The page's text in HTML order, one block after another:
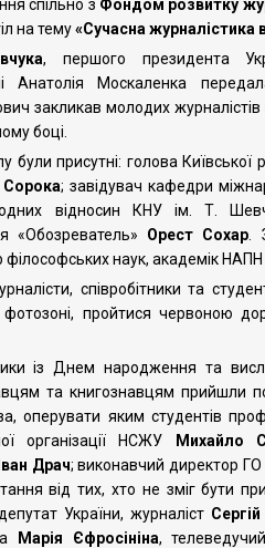
спільно з Фондом розвитку
на тему«Сучасна журналістика
, першого президента
Анатолія Москаленка
закликав молодих
боці.
були присутні: голова Київської
; завідувач кафедри
відносин КНУ ім. Т.
«Обозреватель» Орест Сохар .
філософських наук, академік НАПН
співробітники та
фотозоні, пройтися червоною
із Днем народження та
та книгознавцям прийшли
оперувати яким студентів
організації НСЖУ
Михайло
Іван Драч; виконавчий директор
від тих, хто не зміг бути
України, журналіст
Марія Єфросініна,